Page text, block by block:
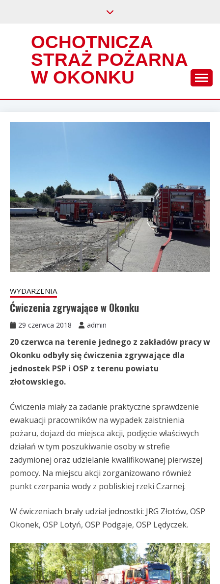
OCHOTNICZA
STRAŻ POŻARNA
W OKONKU
WYDARZENIA
Ćwiczenia zgrywające w Okonku
29 czerwca 2018 admin
20 czerwca na terenie jednego z zakładów pracy w
Okonku odbyły się ćwiczenia zgrywające dla
jednostek PSP i OSP z terenu powiatu
złotowskiego.
Ćwiczenia miały za zadanie praktyczne sprawdzenie
ewakuacji pracowników na wypadek zaistnienia
pożaru, dojazd do miejsca akcji, podjęcie właściwych
działań w tym poszukiwanie osoby w strefie
zadymionej oraz udzielanie kwalifikowanej pierwszej
pomocy. Na miejscu akcji zorganizowano również
punkt czerpania wody z pobliskiej rzeki Czarnej.
W ćwiczeniach brały udział jednostki: JRG Złotów, OSP
Okonek, OSP Lotyń, OSP Podgaje, OSP Lędyczek.